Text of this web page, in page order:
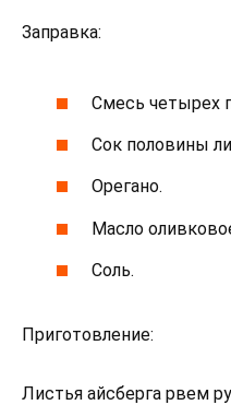
Заправка:
Смесь четырех
Сок половины
Орегано.
Масло
Соль.
Приготовление:
Листья айсберга рвем